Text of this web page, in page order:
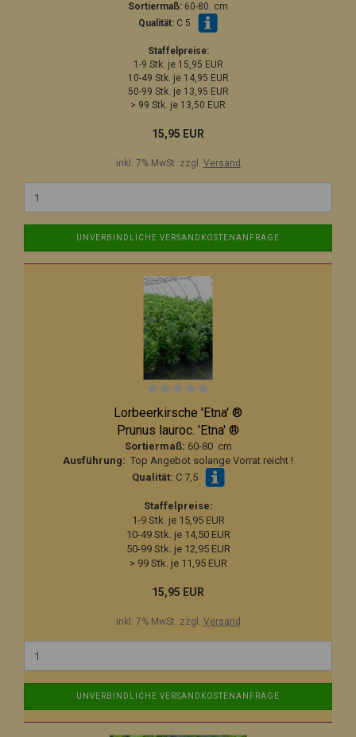
Sortiermaß: 60-80 cm
Qualität: C 5
Staffelpreise:
1-9 Stk. je 15,95 EUR
10-49 Stk. je 14,95 EUR
50-99 Stk. je 13,95 EUR
> 99 Stk. je 13,50 EUR
15,95 EUR
inkl. 7% MwSt. zzgl. Versand
UNVERBINDLICHE VERSANDKOSTENANFRAGE
Lorbeerkirsche 'Etna' ®
Prunus lauroc. 'Etna' ®
Sortiermaß: 60-80 cm
Ausführung: Top Angebot solange Vorrat reicht !
Qualität: C 7,5
Staffelpreise:
1-9 Stk. je 15,95 EUR
10-49 Stk. je 14,50 EUR
50-99 Stk. je 12,95 EUR
> 99 Stk. je 11,95 EUR
15,95 EUR
inkl. 7% MwSt. zzgl. Versand
UNVERBINDLICHE VERSANDKOSTENANFRAGE